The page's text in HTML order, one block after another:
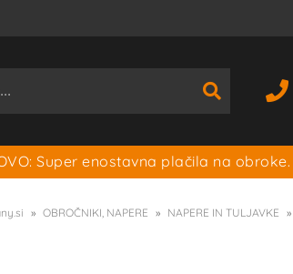
Super enostavna plačila na
OBROČNIKI, NAPERE NAPERE IN TULJAVKE